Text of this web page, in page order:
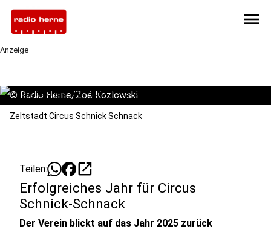
menu
Anzeige
© Radio Herne/Zoé Kozlowski
Zeltstadt Circus Schnick Schnack
Teilen: open_in_new
Erfolgreiches Jahr für Circus
Schnick-Schnack
Der Verein blickt auf das Jahr 2025 zurück